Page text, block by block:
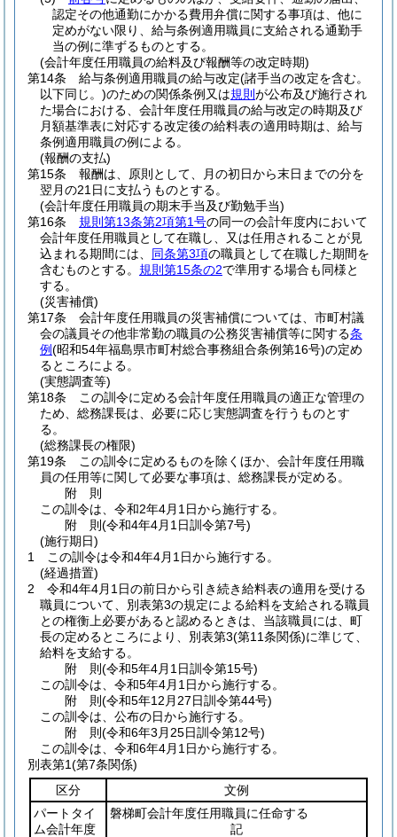
認定その他通勤にかかる費用弁償に関する事項は、他に
定めがない限り、給与条例適用職員に支給される通勤手
当の例に準ずるものとする。
(会計年度任用職員の給料及び報酬等の改定時期)
第14条
給与条例適用職員の給与改定(諸手当の改定を含む。
以下同じ。)のための関係条例又は規則 が公布及び施行され
た場合における、会計年度任用職員の給与改定の時期及び
月額基準表に対応する改定後の給料表の適用時期は、給与
条例適用職員の例による。
(報酬の支払)
第15条
報酬は、原則として、月の初日から末日までの分を
翌月の21日に支払うものとする。
(会計年度任用職員の期末手当及び勤勉手当)
第16条
規則第13条第2項第1号の同一の会計年度内において
会計年度任用職員として在職し、又は任用されることが見
込まれる期間には、 同条第3項の職員として在職した期間を
含むものとする。 規則第15条の2で準用する場合も同様と
する。
(災害補償)
第17条
会計年度任用職員の災害補償については、市町村議
会の議員その他非常勤の職員の公務災害補償等に関する条
例(昭和54年福島県市町村総合事務組合条例第16号)の定め
るところによる。
(実態調査等)
第18条
この訓令に定める会計年度任用職員の適正な管理の
ため、総務課長は、必要に応じ実態調査を行うものとす
る。
(総務課長の権限)
第19条
この訓令に定めるものを除くほか、会計年度任用職
員の任用等に関して必要な事項は、総務課長が定める。
附 則
この訓令は、令和2年4月1日から施行する。
附 則(令和4年4月1日訓令第7号)
(施行期日)
1
この訓令は令和4年4月1日から施行する。
(経過措置)
2
令和4年4月1日の前日から引き続き給料表の適用を受ける
職員について、別表第3の規定による給料を支給される職員
との権衡上必要があると認めるときは、当該職員には、町
長の定めるところにより、別表第3(第11条関係)に準じて、
給料を支給する。
附 則(令和5年4月1日訓令第15号)
この訓令は、令和5年4月1日から施行する。
附 則(令和5年12月27日訓令第44号)
この訓令は、公布の日から施行する。
附 則(令和6年3月25日訓令第12号)
この訓令は、令和6年4月1日から施行する。
別表第1(第7条関係)
区分
文例
パートタイ
ム会計年度
磐梯町会計年度任用職員に任命する
記